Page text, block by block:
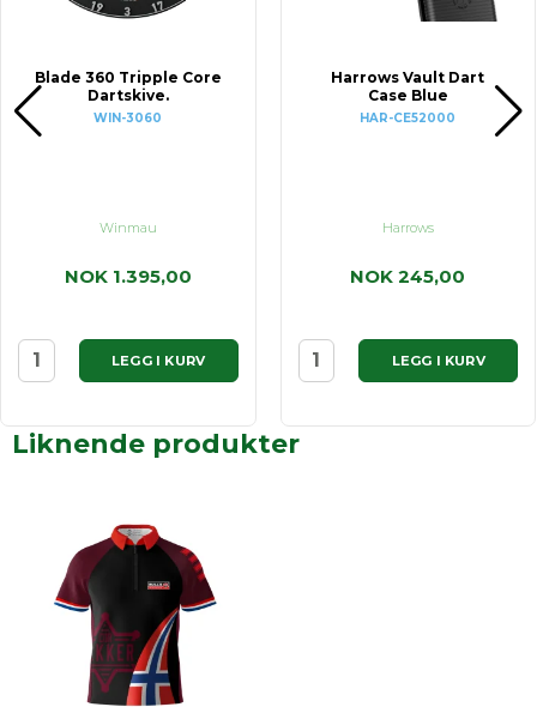
Blade 360 Tripple Core
Dartskive.
WIN-3060
Winmau
NOK 1.395,00
LEGG I KURV
Harrows Vault Dart
Case Blue
HAR-CE52000
Harrows
NOK 245,00
LEGG I KURV
Liknende produkter